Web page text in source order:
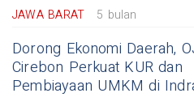
JAWA BARAT 5 bulan
Dorong Ekonomi Daerah,
Cirebon Perkuat KUR dan
Pembiayaan UMKM di